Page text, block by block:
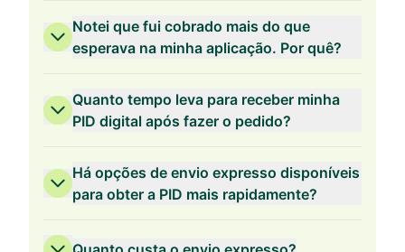
Notei que fui cobrado mais do que
esperava na minha aplicação. Por quê?
Quanto tempo leva para receber minha
PID digital após fazer o pedido?
Há opções de envio expresso disponíveis
para obter a PID mais rapidamente?